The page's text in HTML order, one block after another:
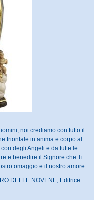
noi crediamo con tutto il
trionfale in anima e corpo al
degli Angeli e da tutte le
e benedire il Signore che Ti
omaggio e il nostro amore.
DELLE NOVENE, Editrice